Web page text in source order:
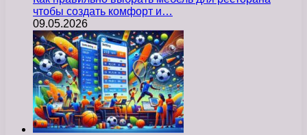
чтобы создать комфорт и…
09.05.2026